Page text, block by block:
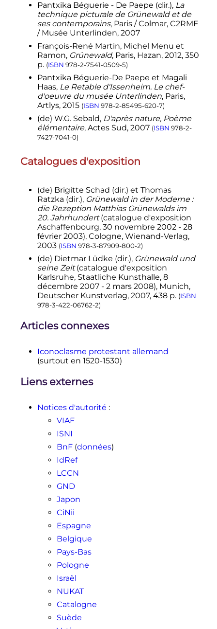
Pantxika Béguerie - De Paepe (dir.), La
technique picturale de Grünewald et de
ses contemporains, Paris / Colmar, C2RMF
/ Musée Unterlinden, 2007
François-René Martin, Michel Menu et
Ramon, Grünewald, Paris, Hazan, 2012, 350
p. (ISBN 978-2-7541-0509-5)
Pantxika Béguerie-De Paepe et Magali
Haas, Le Retable d'Issenheim. Le chef-
d'oeuvre du musée Unterlinden, Paris,
Artlys, 2015 (ISBN 978-2-85495-620-7)
(de) W.G. Sebald, D'après nature, Poème
élémentaire, Actes Sud, 2007 (ISBN 978-2-
7427-7041-0)
Catalogues d'exposition
(de) Brigitte Schad (dir.) et Thomas
Ratzka (dir.), Grünewald in der Moderne :
die Rezeption Matthias Grünewalds im
20. Jahrhundert(catalogue d'exposition
Aschaffenbourg, 30 novembre 2002 - 28
février 2003), Cologne, Wienand-Verlag,
2003 (ISBN 978-3-87909-800-2)
(de) Dietmar Lüdke (dir.), Grünewald und
seine Zeit(catalogue d'exposition
Karlsruhe, Staatliche Kunsthalle, 8
décembre 2007 - 2 mars 2008), Munich,
Deutscher Kunstverlag, 2007, 438 p. (ISBN
978-3-422-06762-2)
Articles connexes
Iconoclasme protestant allemand
(surtout en 1520-1530)
Liens externes
Notices d'autorité :
VIAF
ISNI
BnF(données)
IdRef
LCCN
GND
Japon
CiNii
Espagne
Belgique
Pays-Bas
Pologne
Israël
NUKAT
Catalogne
Suède